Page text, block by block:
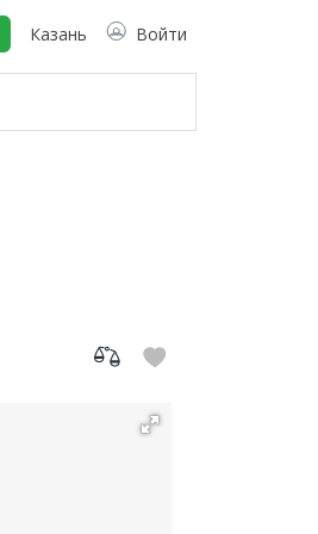
Казань Войти